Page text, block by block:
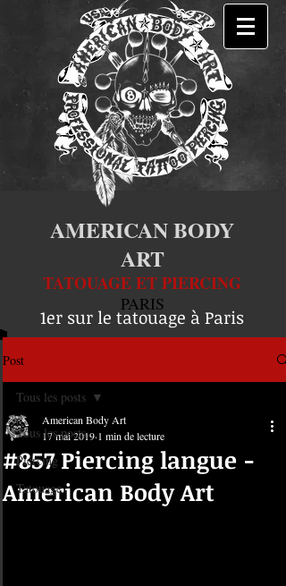
AMERICAN BODY
ART
TATOUAGE ET PIERCING
PARIS
1er sur le tatouage à Paris
Post
Tous les posts
Piercing
Tatouage
Tous les posts
#857 Piercing langue -
American Body Art
American Body Art
17 mai 2019 1 min de lecture